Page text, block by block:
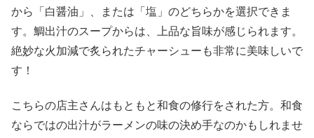
から「白醤油」、または「塩」のどちらかを選択できま
す。鯛出汁のスープからは、上品な旨味が感じられます。
絶妙な火加減で炙られたチャーシューも非常に美味しいで
す！
こちらの店主さんはもともと和食の修行をされた方。和食
ならではの出汁がラーメンの味の決め手なのかもしれませ